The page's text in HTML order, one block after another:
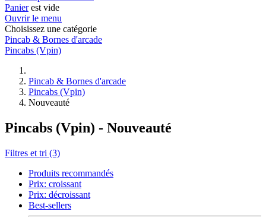
Panierest vide
Ouvrir le menu
Choisissez une catégorie
Pincab & Bornes d'arcade
Pincabs (Vpin)
Pincab & Bornes d'arcade
Pincabs (Vpin)
Nouveauté
Pincabs (Vpin) - Nouveauté
Filtres et tri (3)
Produits recommandés
Prix: croissant
Prix: décroissant
Best-sellers